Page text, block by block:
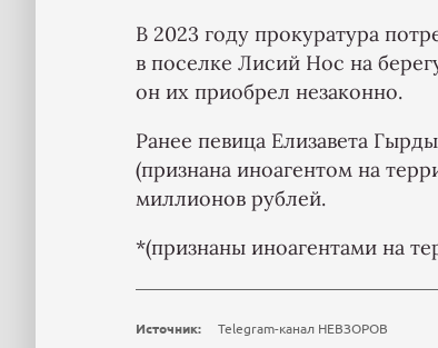
В 2023 году прокуратура
в поселке Лисий Нос на
он их приобрел незаконно.
Ранее певица Елизавета
(признана иноагентом на
миллионов рублей.
*(признаны иноагентами на
Источник: Telegram-канал НЕВЗОРОВ